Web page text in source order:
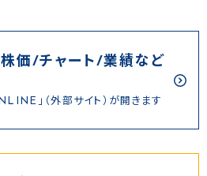
価/チャート/業績など
」（外部サイト）が開きます